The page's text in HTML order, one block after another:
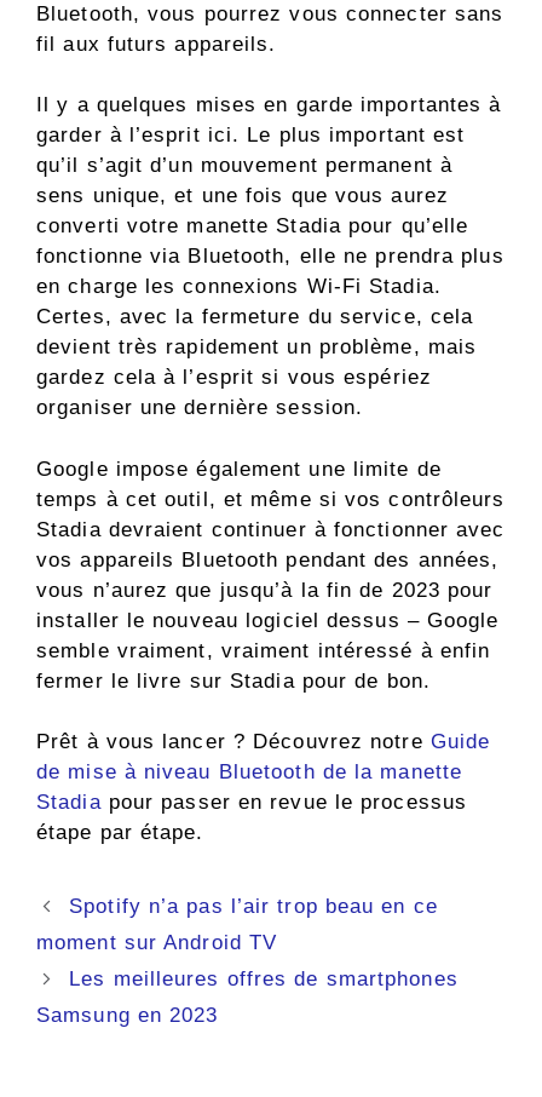
Bluetooth, vous pourrez vous connecter sans
fil aux futurs appareils.
Il y a quelques mises en garde importantes à
garder à l’esprit ici. Le plus important est
qu’il s’agit d’un mouvement permanent à
sens unique, et une fois que vous aurez
converti votre manette Stadia pour qu’elle
fonctionne via Bluetooth, elle ne prendra plus
en charge les connexions Wi-Fi Stadia.
Certes, avec la fermeture du service, cela
devient très rapidement un problème, mais
gardez cela à l’esprit si vous espériez
organiser une dernière session.
Google impose également une limite de
temps à cet outil, et même si vos contrôleurs
Stadia devraient continuer à fonctionner avec
vos appareils Bluetooth pendant des années,
vous n’aurez que jusqu’à la fin de 2023 pour
installer le nouveau logiciel dessus – Google
semble vraiment, vraiment intéressé à enfin
fermer le livre sur Stadia pour de bon.
Prêt à vous lancer ? Découvrez notre Guide
de mise à niveau Bluetooth de la manette
Stadiapour passer en revue le processus
étape par étape.
Navigation
des
Spotify n’a pas l’air trop beau en ce
moment sur Android TV
Les meilleures offres de smartphones
Samsung en 2023